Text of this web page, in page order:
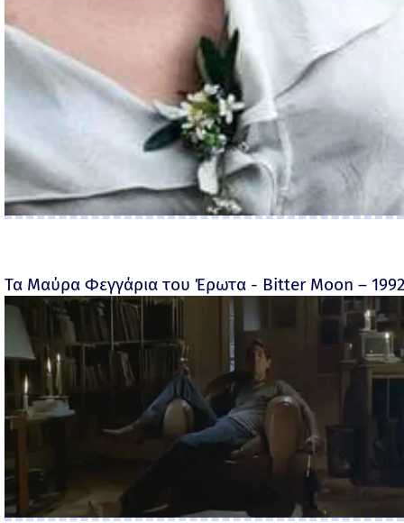
Τα Μαύρα Φεγγάρια του Έρωτα - Bitter Moon –